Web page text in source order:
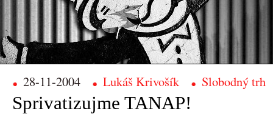
28-11-2004 Lukáš Krivošík Slobodný trh
Sprivatizujme TANAP!